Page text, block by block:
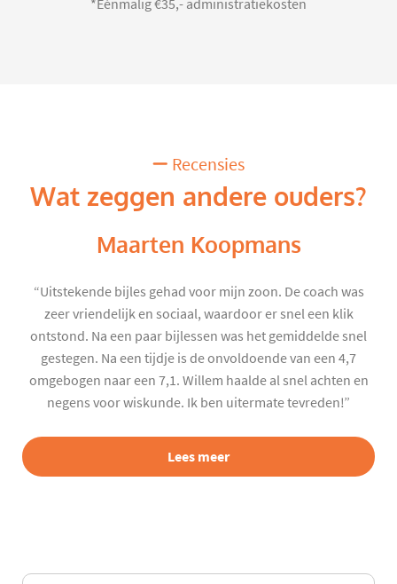
*Eénmalig €35,- administratiekosten
Recensies
Wat zeggen andere ouders?
Maarten Koopmans
“Uitstekende bijles gehad voor mijn zoon. De coach was
zeer vriendelijk en sociaal, waardoor er snel een klik
ontstond. Na een paar bijlessen was het gemiddelde snel
gestegen. Na een tijdje is de onvoldoende van een 4,7
omgebogen naar een 7,1. Willem haalde al snel achten en
negens voor wiskunde. Ik ben uitermate tevreden!”
Lees meer